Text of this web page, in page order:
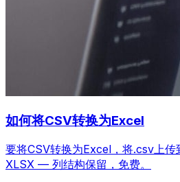
如何将CSV转换为Excel
要将CSV转换为Excel，将.csv上
XLSX — 列结构保留，免费。